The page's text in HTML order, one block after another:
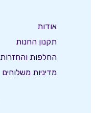
אודות
תקנון החנות
החלפות והחזרות
מדיניות משלוחים